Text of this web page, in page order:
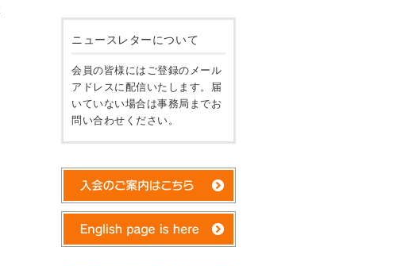
ニュースレターについて
会員の皆様にはご登録のメール
アドレスに配信いたします。届
いていない場合は事務局までお
問い合わせください。